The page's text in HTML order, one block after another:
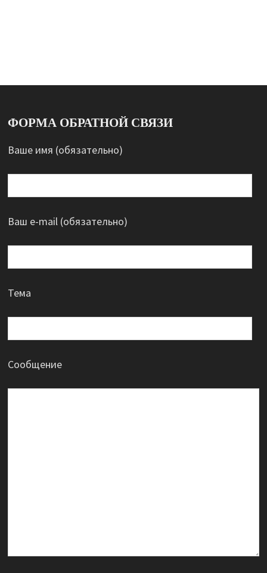
ФОРМА ОБРАТНОЙ СВЯЗИ
Ваше имя (обязательно)
Ваш e-mail (обязательно)
Тема
Сообщение